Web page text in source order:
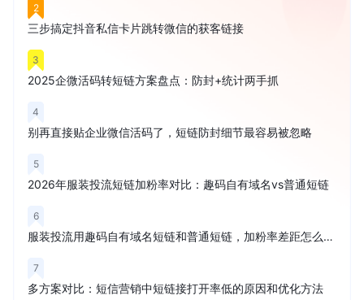
2
三步搞定抖音私信卡片跳转微信的获客链接
3
2025企微活码转短链方案盘点：防封+统计两手抓
4
别再直接贴企业微信活码了，短链防封细节最容易被忽略
5
2026年服装投流短链加粉率对比：趣码自有域名vs普通短链
6
服装投流用趣码自有域名短链和普通短链，加粉率差距怎么看？
7
多方案对比：短信营销中短链接打开率低的原因和优化方法